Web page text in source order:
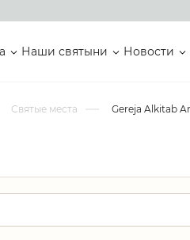
Наши святыни Новости
Святые места